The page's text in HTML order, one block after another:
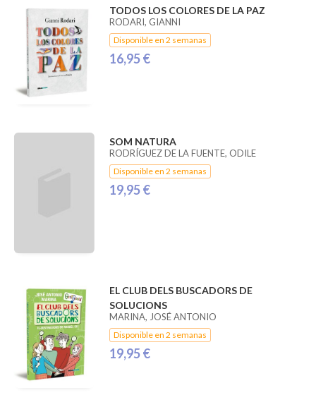
TODOS LOS COLORES DE LA PAZ
RODARI, GIANNI
Disponible en 2 semanas
16,95 €
SOM NATURA
RODRÍGUEZ DE LA FUENTE, ODILE
Disponible en 2 semanas
19,95 €
EL CLUB DELS BUSCADORS DE
SOLUCIONS
MARINA, JOSÉ ANTONIO
Disponible en 2 semanas
19,95 €